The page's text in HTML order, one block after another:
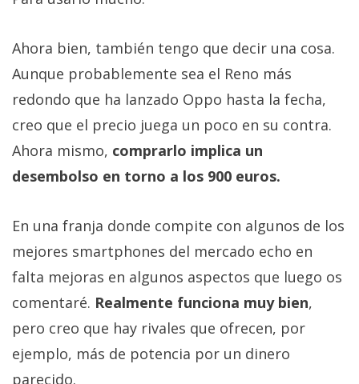
Ahora bien, también tengo que decir una cosa.
Aunque probablemente sea el Reno más
redondo que ha lanzado Oppo hasta la fecha,
creo que el precio juega un poco en su contra.
Ahora mismo, comprarlo implica un
desembolso en torno a los 900 euros.
En una franja donde compite con algunos de los
mejores smartphones del mercado echo en
falta mejoras en algunos aspectos que luego os
comentaré. Realmente funciona muy bien,
pero creo que hay rivales que ofrecen, por
ejemplo, más de potencia por un dinero
parecido.